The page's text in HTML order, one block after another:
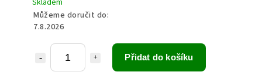
Skladem
Můžeme doručit do:
7.8.2026
Přidat do košíku